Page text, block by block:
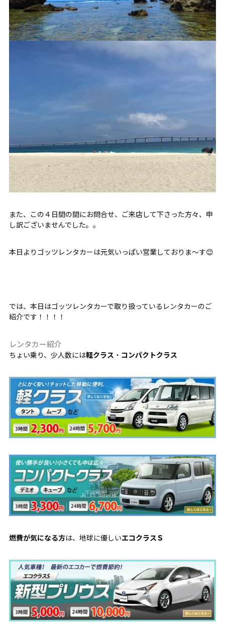
また、この４日間の間にお問合せ、ご来店して下さった方々、申
し訳ございませんでした。。
本日よりゴッツレンタカーは元気いっぱい営業しておりま～す😊
では、本日はゴッツレンタカーで取り扱っているレンタカーのご
紹介です！！！！
レンタカー紹介
ちょい乗り、少人数には軽クラス ・ コンパクトクラス
燃費が気になる方は、地球に優しいエコクラスＳ